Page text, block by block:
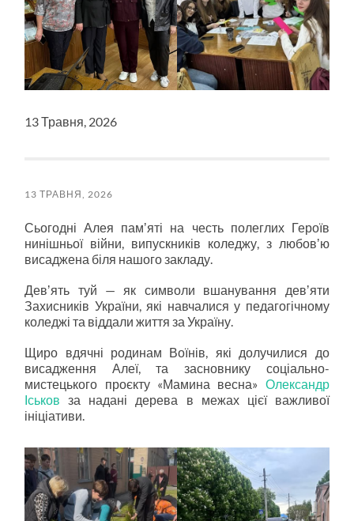
13 Травня, 2026
13 ТРАВНЯ, 2026
Сьогодні Алея памʼяті на честь полеглих Героїв
нинішньої війни, випускників коледжу, з любовʼю
висаджена біля нашого закладу.
Девʼять туй — як символи вшанування девʼяти
Захисників України, які навчалися у педагогічному
коледжі та віддали життя за Україну.
Щиро вдячні родинам Воїнів, які долучилися до
висадження Алеї, та засновнику соціально-
мистецького проєкту «Мамина весна» Олександр
Іськов за надані дерева в межах цієї важливої
ініціативи.